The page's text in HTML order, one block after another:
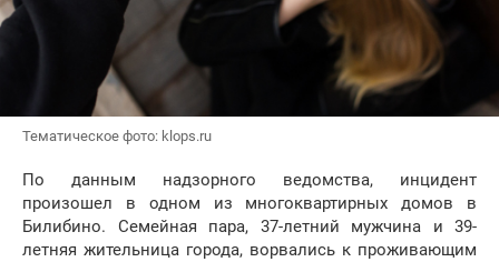
Тематическое фото: klops.ru
По данным надзорного ведомства, инцидент
произошел в одном из многоквартирных домов в
Билибино. Семейная пара, 37-летний мужчина и 39-
летняя жительница города, ворвались к проживающим